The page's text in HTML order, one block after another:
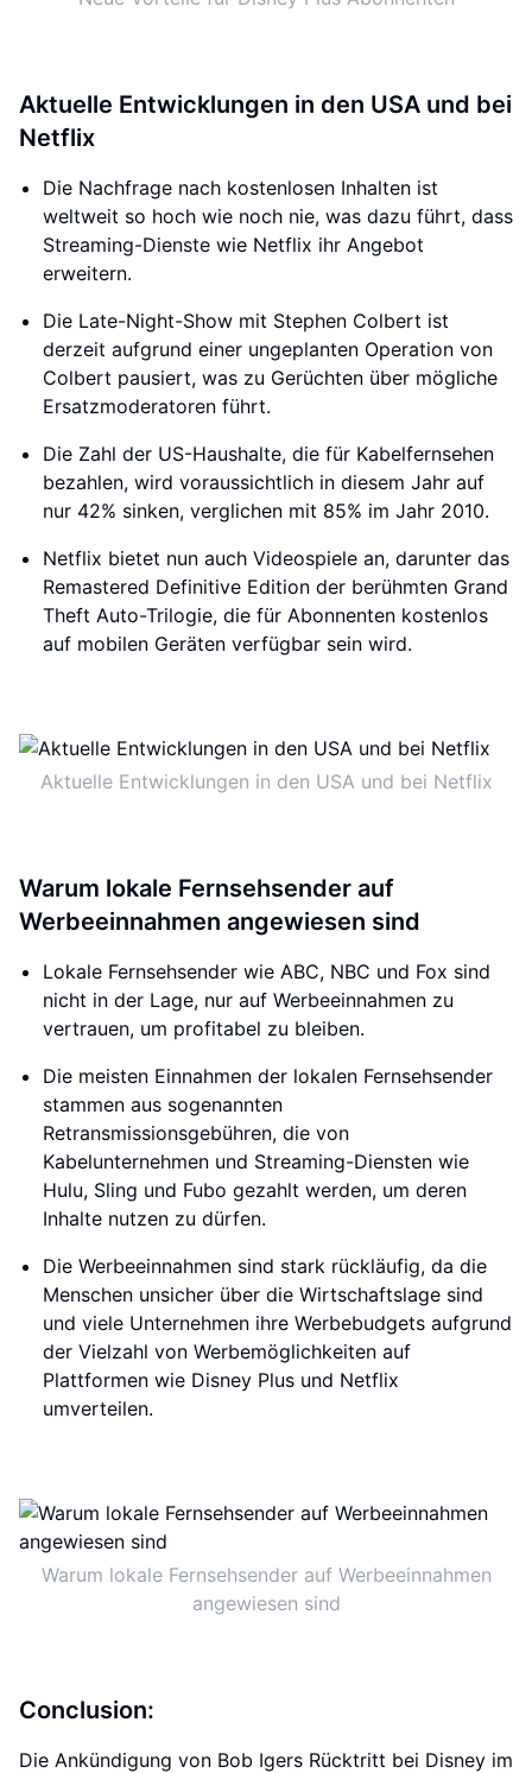
Aktuelle Entwicklungen in den USA und bei
Netflix
Die Nachfrage nach kostenlosen Inhalten ist
weltweit so hoch wie noch nie, was dazu führt, dass
Streaming-Dienste wie Netflix ihr Angebot
erweitern.
Die Late-Night-Show mit Stephen Colbert ist
derzeit aufgrund einer ungeplanten Operation von
Colbert pausiert, was zu Gerüchten über mögliche
Ersatzmoderatoren führt.
Die Zahl der US-Haushalte, die für Kabelfernsehen
bezahlen, wird voraussichtlich in diesem Jahr auf
nur 42% sinken, verglichen mit 85% im Jahr 2010.
Netflix bietet nun auch Videospiele an, darunter das
Remastered Definitive Edition der berühmten Grand
Theft Auto-Trilogie, die für Abonnenten kostenlos
auf mobilen Geräten verfügbar sein wird.
Aktuelle Entwicklungen in den USA und bei Netflix
Warum lokale Fernsehsender auf
Werbeeinnahmen angewiesen sind
Lokale Fernsehsender wie ABC, NBC und Fox sind
nicht in der Lage, nur auf Werbeeinnahmen zu
vertrauen, um profitabel zu bleiben.
Die meisten Einnahmen der lokalen Fernsehsender
stammen aus sogenannten
Retransmissionsgebühren, die von
Kabelunternehmen und Streaming-Diensten wie
Hulu, Sling und Fubo gezahlt werden, um deren
Inhalte nutzen zu dürfen.
Die Werbeeinnahmen sind stark rückläufig, da die
Menschen unsicher über die Wirtschaftslage sind
und viele Unternehmen ihre Werbebudgets aufgrund
der Vielzahl von Werbemöglichkeiten auf
Plattformen wie Disney Plus und Netflix
umverteilen.
Warum lokale Fernsehsender auf Werbeeinnahmen
angewiesen sind
Conclusion:
Die Ankündigung von Bob Igers Rücktritt bei Disney im